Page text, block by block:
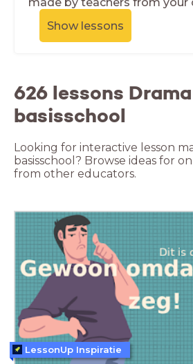
Show lessons
626 lessons Drama
basisschool
Looking for interactive lesson
basisschool? Browse ideas for
from other educators.
LessonUp Inspiratie